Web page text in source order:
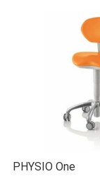
PHYSIO One